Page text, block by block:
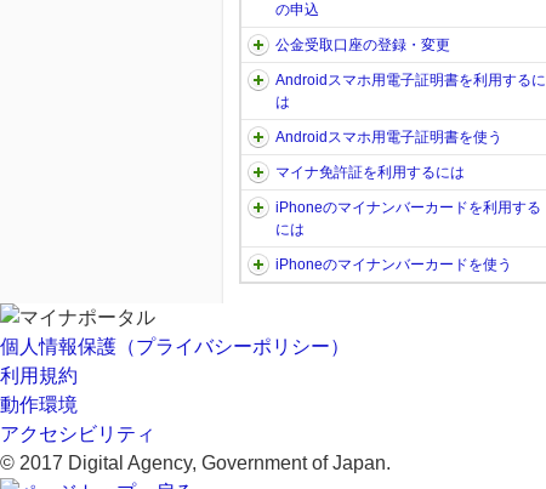
の申込
公金受取口座の登録・変更
Androidスマホ用電子証明書を利用するに
は
Androidスマホ用電子証明書を使う
マイナ免許証を利用するには
iPhoneのマイナンバーカードを利用する
には
iPhoneのマイナンバーカードを使う
個人情報保護（プライバシーポリシー）
利用規約
動作環境
アクセシビリティ
© 2017 Digital Agency, Government of Japan.